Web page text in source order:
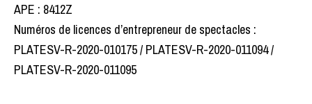
APE : 8412Z
Numéros de licences d’entrepreneur de spectacles :
PLATESV-R-2020-010175 / PLATESV-R-2020-011094 /
PLATESV-R-2020-011095